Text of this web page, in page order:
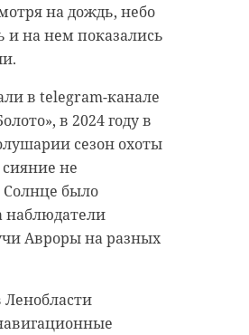
на дождь, небо
и на нем показались
в telegram-канале
в 2024 году в
сезон охоты
не
Солнце было
Авроры на разных
Ленобласти